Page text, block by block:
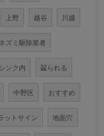
上野 越谷 川越
ネズミ駆除業者
シンク内 齧られる
中野区 おすすめ
ットサイン 地面穴